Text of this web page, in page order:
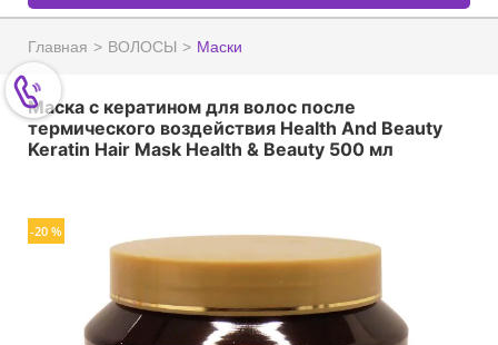
Главная ВОЛОСЫ Маски
Маска с кератином для волос после
термического воздействия Health And Beauty
Keratin Hair Mask Health & Beauty 500 мл
-20 %